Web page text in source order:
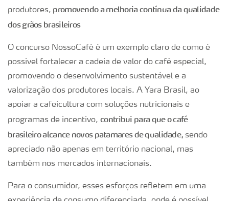
produtores, promovendo a melhoria contínua da qualidade
dos grãos brasileiros​
O concurso NossoCafé é um exemplo claro de como é
possível fortalecer a cadeia de valor do café especial,
promovendo o desenvolvimento sustentável e a
valorização dos produtores locais. A Yara Brasil, ao
apoiar a cafeicultura com soluções nutricionais e
programas de incentivo, contribui para que o café
brasileiro alcance novos patamares de qualidade, sendo
apreciado não apenas em território nacional, mas
também nos mercados internacionais.
Para o consumidor, esses esforços refletem em uma